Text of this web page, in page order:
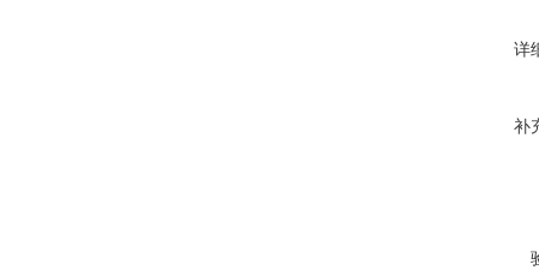
详
补